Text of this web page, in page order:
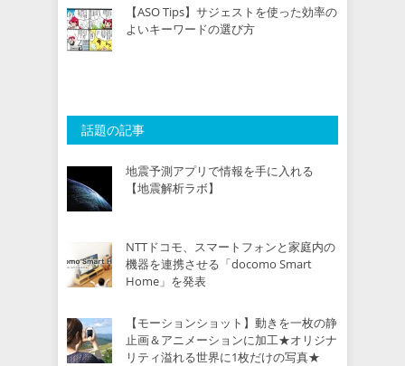
【ASO Tips】サジェストを使った効率の
よいキーワードの選び方
話題の記事
地震予測アプリで情報を手に入れる
【地震解析ラボ】
NTTドコモ、スマートフォンと家庭内の
機器を連携させる「docomo Smart
Home」を発表
【モーションショット】動きを一枚の静
止画＆アニメーションに加工★オリジナ
リティ溢れる世界に1枚だけの写真★